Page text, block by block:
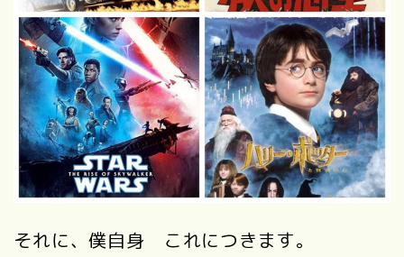
それに、僕自身 これにつきます。